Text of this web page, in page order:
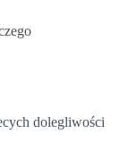
dolegliwości